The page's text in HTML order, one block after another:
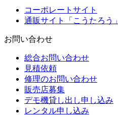
コーポレートサイト
通販サイト「こうたろう」
お問い合わせ
総合お問い合わせ
見積依頼
修理のお問い合わせ
販売店募集
デモ機貸し出し申し込み
レンタル申し込み